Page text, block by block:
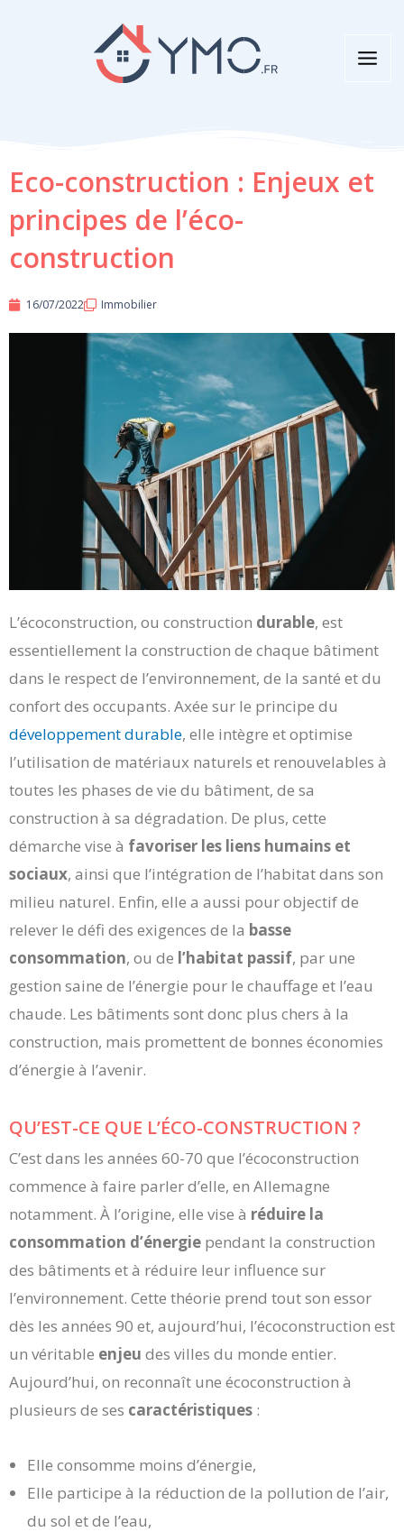
Eco-construction : Enjeux et
principes de l’éco-
construction
16/07/2022 Immobilier
L’écoconstruction, ou construction durable, est
essentiellement la construction de chaque bâtiment
dans le respect de l’environnement, de la santé et du
confort des occupants. Axée sur le principe du
développement durable, elle intègre et optimise
l’utilisation de matériaux naturels et renouvelables à
toutes les phases de vie du bâtiment, de sa
construction à sa dégradation. De plus, cette
démarche vise à favoriser les liens humains et
sociaux, ainsi que l’intégration de l’habitat dans son
milieu naturel. Enfin, elle a aussi pour objectif de
relever le défi des exigences de la basse
consommation, ou de l’habitat passif, par une
gestion saine de l’énergie pour le chauffage et l’eau
chaude. Les bâtiments sont donc plus chers à la
construction, mais promettent de bonnes économies
d’énergie à l’avenir.
QU’EST-CE QUE L’ÉCO-CONSTRUCTION ?
C’est dans les années 60-70 que l’écoconstruction
commence à faire parler d’elle, en Allemagne
notamment. À l’origine, elle vise à réduire la
consommation d’énergie pendant la construction
des bâtiments et à réduire leur influence sur
l’environnement. Cette théorie prend tout son essor
dès les années 90 et, aujourd’hui, l’écoconstruction est
un véritable enjeu des villes du monde entier.
Aujourd’hui, on reconnaît une écoconstruction à
plusieurs de ses caractéristiques :
Elle consomme moins d’énergie,
Elle participe à la réduction de la pollution de l’air,
du sol et de l’eau,